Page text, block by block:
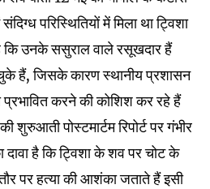
परिस्थितियों में मिला था ट्विशा
कि उनके ससुराल वाले रसूखदार हैं
हैं, जिसके कारण स्थानीय प्रशासन
करने की कोशिश कर रहे हैं
शुरुआती पोस्टमार्टम रिपोर्ट पर गंभीर
दावा है कि ट्विशा के शव पर चोट के
पर हत्या की आशंका जताते हैं इसी